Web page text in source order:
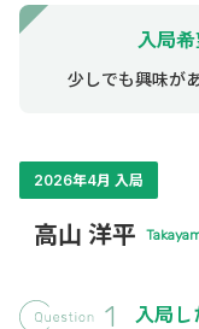
入局
少しでも興味が
2026年4月 入局
高山 洋平
入局し